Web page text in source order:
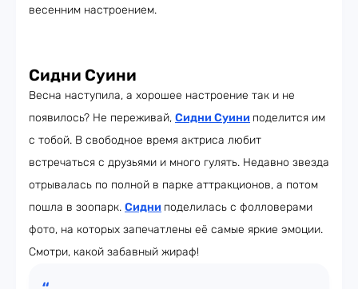
весенним настроением.
Сидни Суини
Весна наступила, а хорошее настроение так и не
появилось? Не переживай, Сидни Суини поделится им
с тобой. В свободное время актриса любит
встречаться с друзьями и много гулять. Недавно звезда
отрывалась по полной в парке аттракционов, а потом
пошла в зоопарк. Сидни поделилась с фолловерами
фото, на которых запечатлены её самые яркие эмоции.
Смотри, какой забавный жираф!